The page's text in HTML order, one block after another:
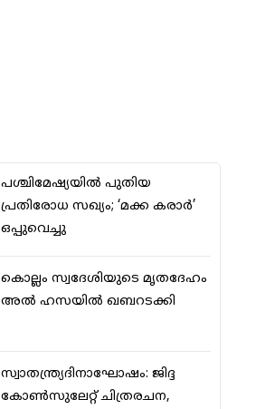
പശ്ചിമേഷ്യയില്‍ പുതിയ
പ്രതിരോധ സഖ്യം; ‘മക്ക കരാര്‍’
ഒപ്പുവെച്ചു
കൊല്ലം സ്വദേശിയുടെ മൃതദേഹം
അല്‍ ഹസയില്‍ ഖബറടക്കി
സ്വാതന്ത്ര്യദിനാഘോഷം: ജിദ്ദ
കോണ്‍സുലേറ്റ് ചിത്രരചന,